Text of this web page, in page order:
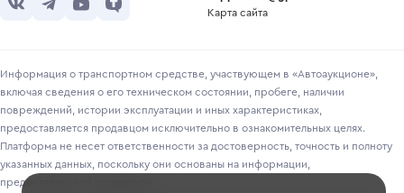
Карта сайта
Информация о транспортном средстве, участвующем в «Автоаукционе»,
включая сведения о его техническом состоянии, пробеге, наличии
повреждений, истории эксплуатации и иных характеристиках,
предоставляется продавцом исключительно в ознакомительных целях.
Платформа не несет ответственности за достоверность, точность и полноту
указанных данных, поскольку они основаны на информации,
предоставленной продавцом.